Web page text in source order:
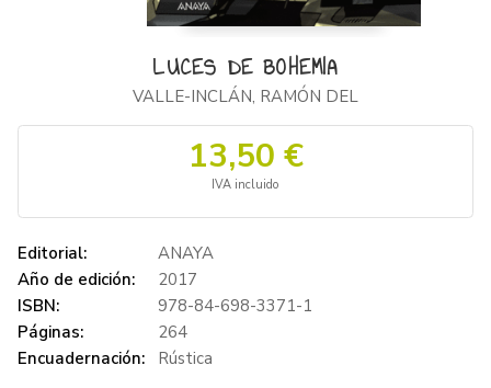
LUCES DE BOHEMIA
VALLE-INCLÁN, RAMÓN DEL
13,50 €
IVA incluido
Editorial:
ANAYA
Año de edición:
2017
ISBN:
978-84-698-3371-1
Páginas:
264
Encuadernación:
Rústica